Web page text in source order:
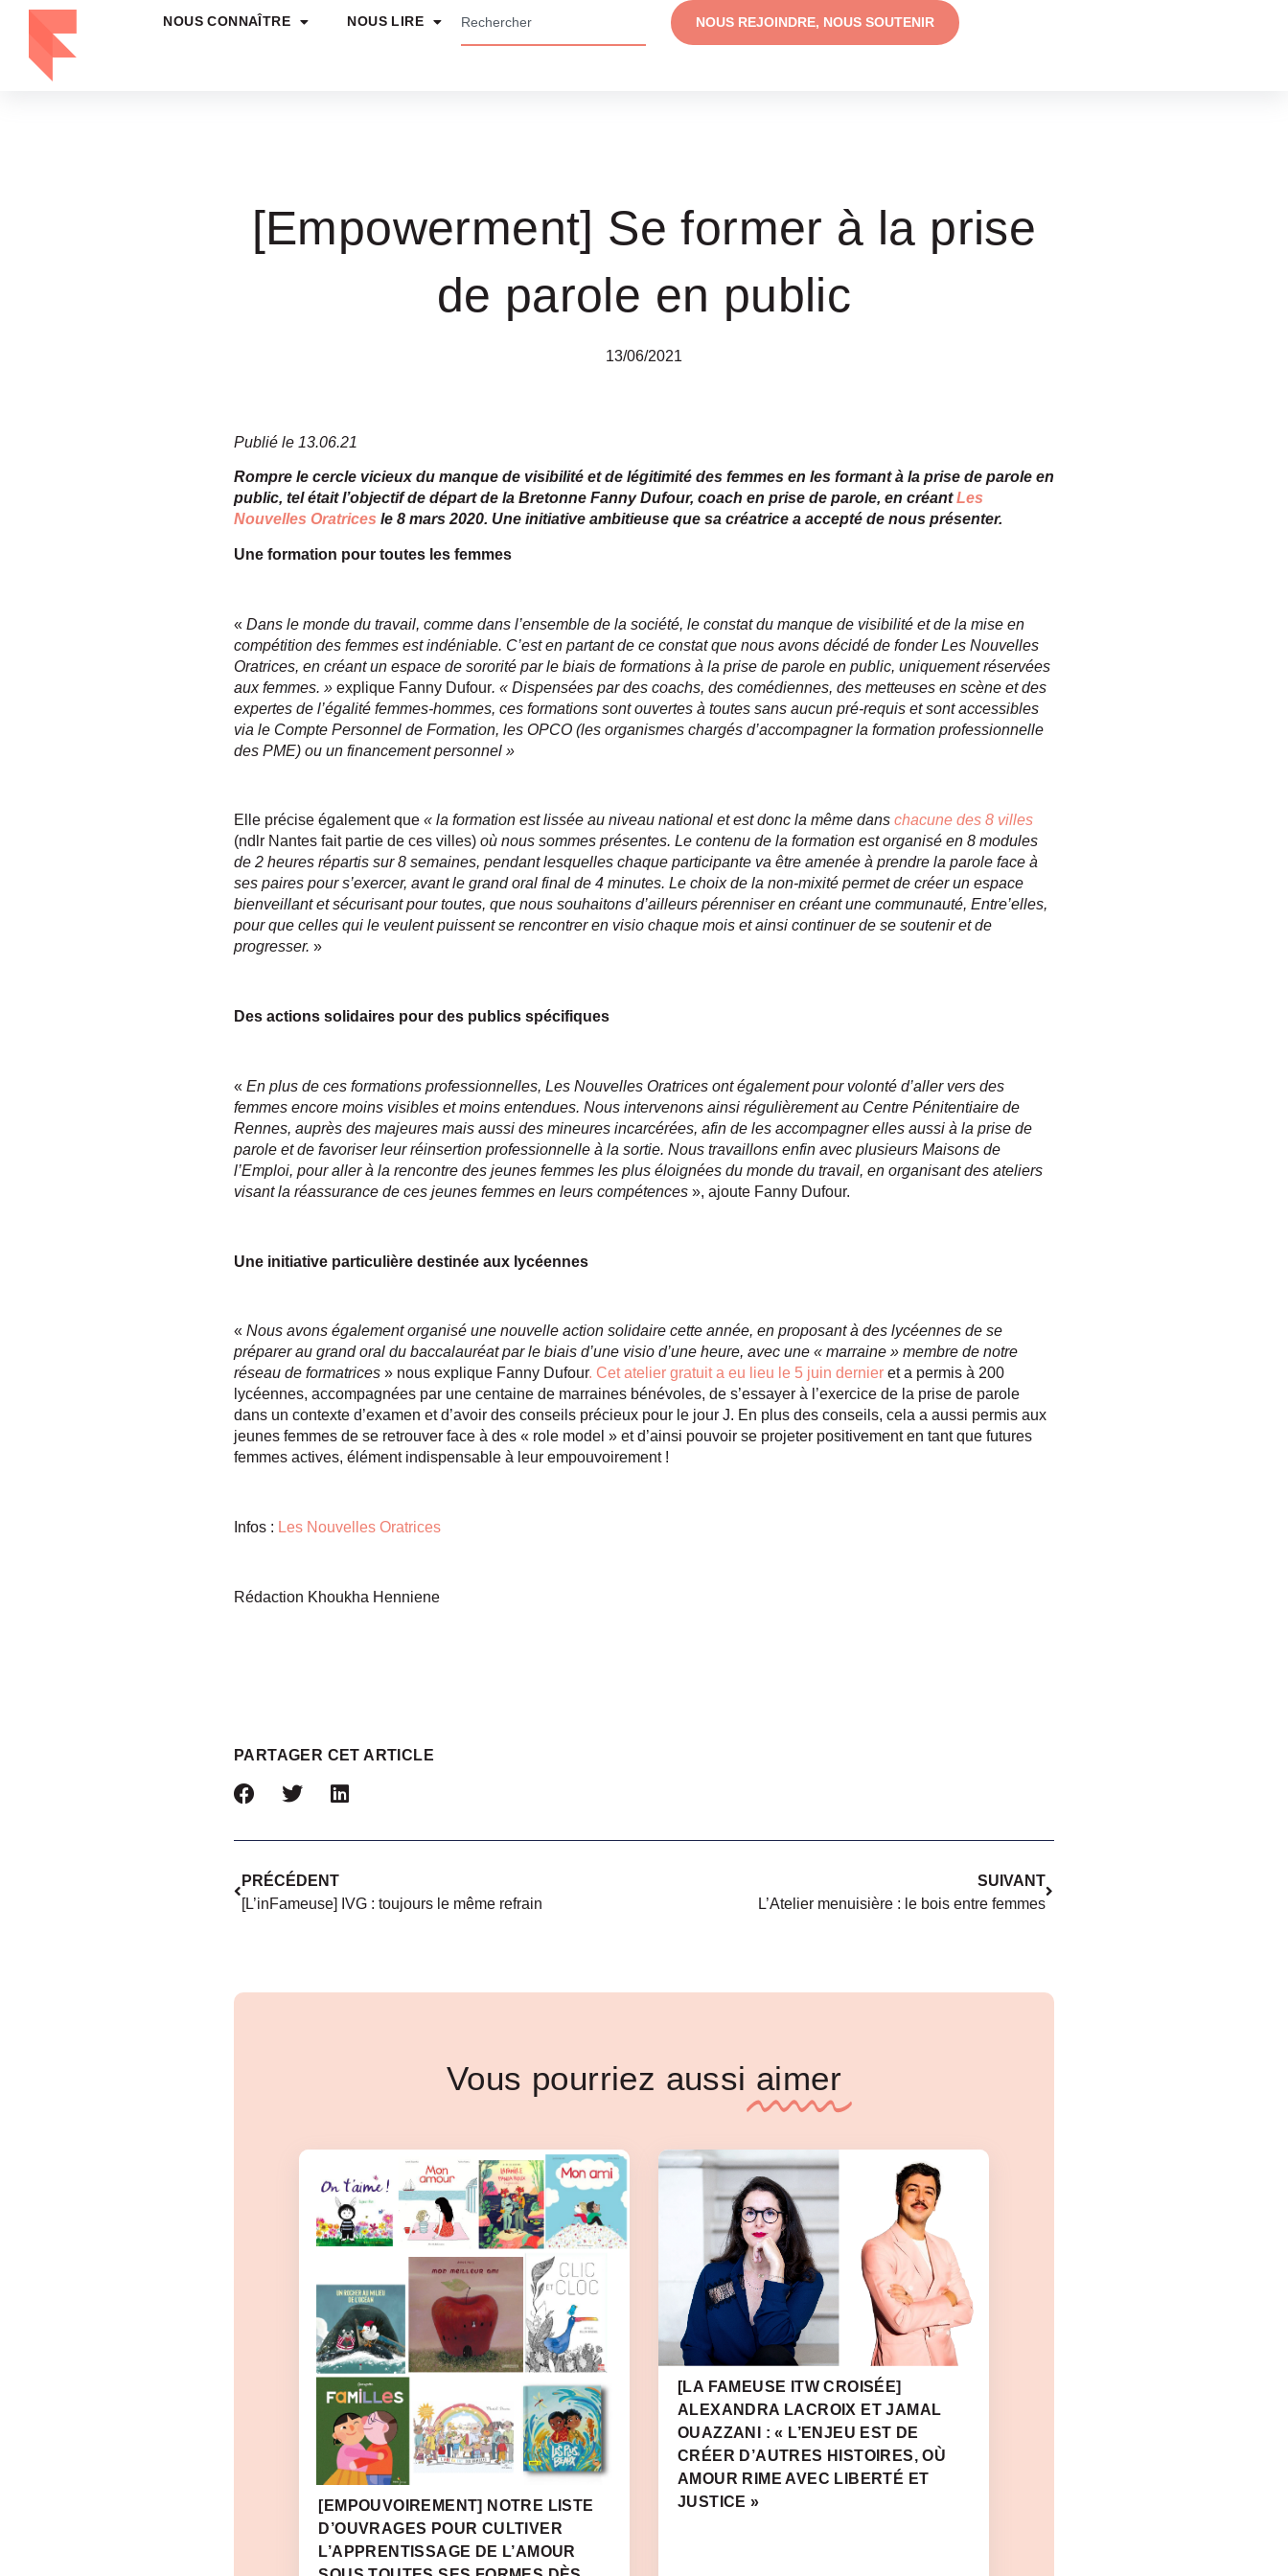
NOUS CONNAÎTRE NOUS LIRE NOUS REJOINDRE, NOUS SOUTENIR
[Empowerment] Se former à la prise
de parole en public
13/06/2021
Publié le 13.06.21
Rompre le cercle vicieux du manque de visibilité et de légitimité des femmes en les formant à la prise de parole en
public, tel était l’objectif de départ de la Bretonne Fanny Dufour, coach en prise de parole, en créantLes
Nouvelles Oratrices le 8 mars 2020. Une initiative ambitieuse que sa créatrice a accepté de nous présenter.
Une formation pour toutes les femmes
« Dans le monde du travail, comme dans l’ensemble de la société, le constat du manque de visibilité et de la mise en
compétition des femmes est indéniable. C’est en partant de ce constat que nous avons décidé de fonder Les Nouvelles
Oratrices, en créant un espace de sororité par le biais de formations à la prise de parole en public, uniquement réservées
aux femmes. » explique Fanny Dufour. « Dispensées par des coachs, des comédiennes, des metteuses en scène et des
expertes de l’égalité femmes-hommes, ces formations sont ouvertes à toutes sans aucun pré-requis et sont accessibles
via le Compte Personnel de Formation, les OPCO (les organismes chargés d’accompagner la formation professionnelle
des PME) ou un financement personnel »
Elle précise également que « la formation est lissée au niveau national et est donc la même dans chacune des 8 villes
(ndlr Nantes fait partie de ces villes) où nous sommes présentes. Le contenu de la formation est organisé en 8 modules
de 2 heures répartis sur 8 semaines, pendant lesquelles chaque participante va être amenée à prendre la parole face à
ses paires pour s’exercer, avant le grand oral final de 4 minutes. Le choix de la non-mixité permet de créer un espace
bienveillant et sécurisant pour toutes, que nous souhaitons d’ailleurs pérenniser en créant une communauté, Entre’elles,
pour que celles qui le veulent puissent se rencontrer en visio chaque mois et ainsi continuer de se soutenir et de
progresser. »
Des actions solidaires pour des publics spécifiques
« En plus de ces formations professionnelles, Les Nouvelles Oratrices ont également pour volonté d’aller vers des
femmes encore moins visibles et moins entendues. Nous intervenons ainsi régulièrement au Centre Pénitentiaire de
Rennes, auprès des majeures mais aussi des mineures incarcérées, afin de les accompagner elles aussi à la prise de
parole et de favoriser leur réinsertion professionnelle à la sortie. Nous travaillons enfin avec plusieurs Maisons de
l’Emploi, pour aller à la rencontre des jeunes femmes les plus éloignées du monde du travail, en organisant des ateliers
visant la réassurance de ces jeunes femmes en leurs compétences », ajoute Fanny Dufour.
Une initiative particulière destinée aux lycéennes
« Nous avons également organisé une nouvelle action solidaire cette année, en proposant à des lycéennes de se
préparer au grand oral du baccalauréat par le biais d’une visio d’une heure, avec une « marraine » membre de notre
réseau de formatrices » nous explique Fanny Dufour. Cet atelier gratuit a eu lieu le 5 juin dernier et a permis à 200
lycéennes, accompagnées par une centaine de marraines bénévoles, de s’essayer à l’exercice de la prise de parole
dans un contexte d’examen et d’avoir des conseils précieux pour le jour J. En plus des conseils, cela a aussi permis aux
jeunes femmes de se retrouver face à des « role model » et d’ainsi pouvoir se projeter positivement en tant que futures
femmes actives, élément indispensable à leur empouvoirement !
Infos : Les Nouvelles Oratrices
Rédaction Khoukha Henniene
PARTAGER CET ARTICLE
PRÉCÉDENT
[L’inFameuse] IVG : toujours le même refrain
SUIVANT
L’Atelier menuisière : le bois entre femmes
Vous pourriez aussi aimer
[EMPOUVOIREMENT] NOTRE LISTE
D’OUVRAGES POUR CULTIVER
L’APPRENTISSAGE DE L’AMOUR
[LA FAMEUSE ITW CROISÉE]
ALEXANDRA LACROIX ET JAMAL
OUAZZANI : « L’ENJEU EST DE
CRÉER D’AUTRES HISTOIRES, OÙ
AMOUR RIME AVEC LIBERTÉ ET
JUSTICE »